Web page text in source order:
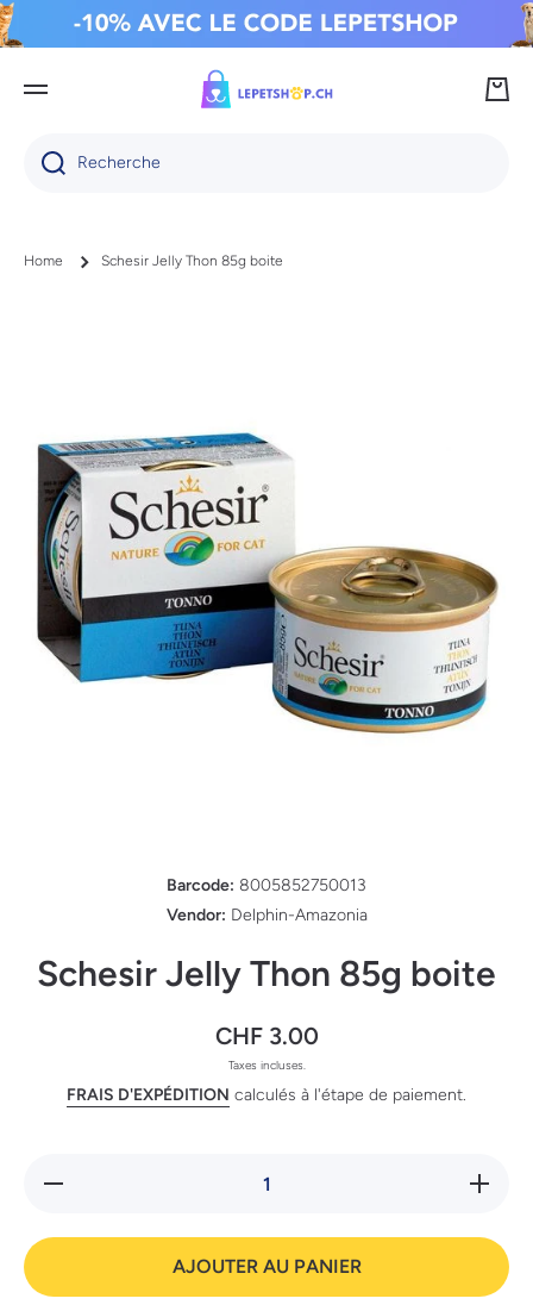
IGNORER ET PASSER AU CONTENU
Recherche
Home Schesir Jelly Thon 85g boite
Barcode: 8005852750013
Vendor: Delphin-Amazonia
Schesir Jelly Thon 85g boite
CHF 3.00
Taxes incluses.
FRAIS D'EXPÉDITION calculés à l'étape de paiement.
Réduire
la
85g
AJOUTER AU PANIER